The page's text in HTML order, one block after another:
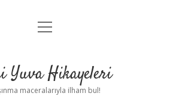
Anasayfa
Yasal Uyarı
menüyü
Yuva Hikayeleri
maceralarıyla ilham bul!